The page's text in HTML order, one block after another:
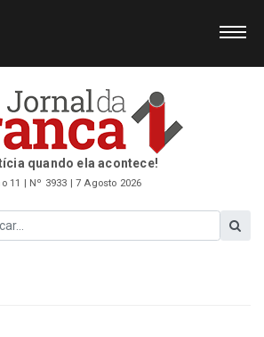
quando ela acontece!
11 | Nº 3933 | 7 Agosto 2026